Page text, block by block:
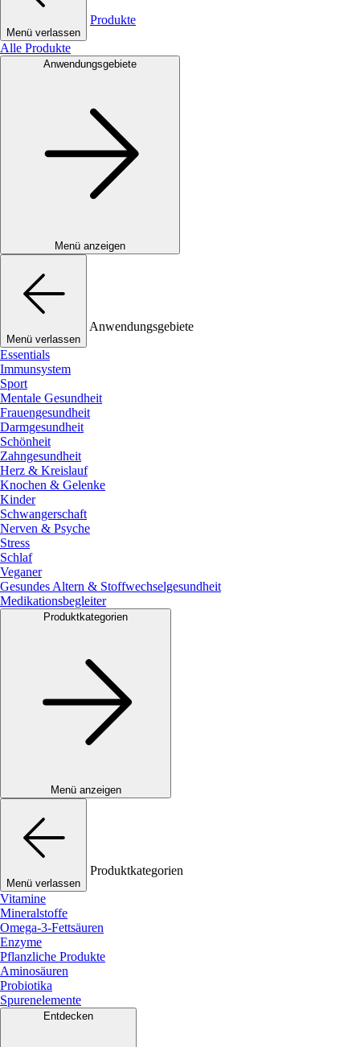
Menü verlassen
Produkte
Alle Produkte
Anwendungsgebiete
Menü anzeigen
Menü verlassen
Anwendungsgebiete
Essentials
Immunsystem
Sport
Mentale Gesundheit
Frauengesundheit
Darmgesundheit
Schönheit
Zahngesundheit
Herz & Kreislauf
Knochen & Gelenke
Kinder
Schwangerschaft
Nerven & Psyche
Stress
Schlaf
Veganer
Gesundes Altern & Stoffwechselgesundheit
Medikationsbegleiter
Produktkategorien
Menü anzeigen
Menü verlassen
Produktkategorien
Vitamine
Mineralstoffe
Omega-3-Fettsäuren
Enzyme
Pflanzliche Produkte
Aminosäuren
Probiotika
Spurenelemente
Entdecken